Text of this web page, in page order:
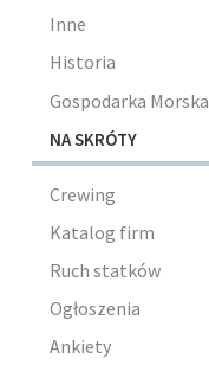
Inne
Historia
Gospodarka Morska
NA SKRÓTY
Crewing
Katalog firm
Ruch statków
Ogłoszenia
Ankiety